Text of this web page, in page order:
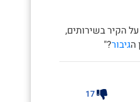
הקיר בשירותים,
הגיבור?"
17